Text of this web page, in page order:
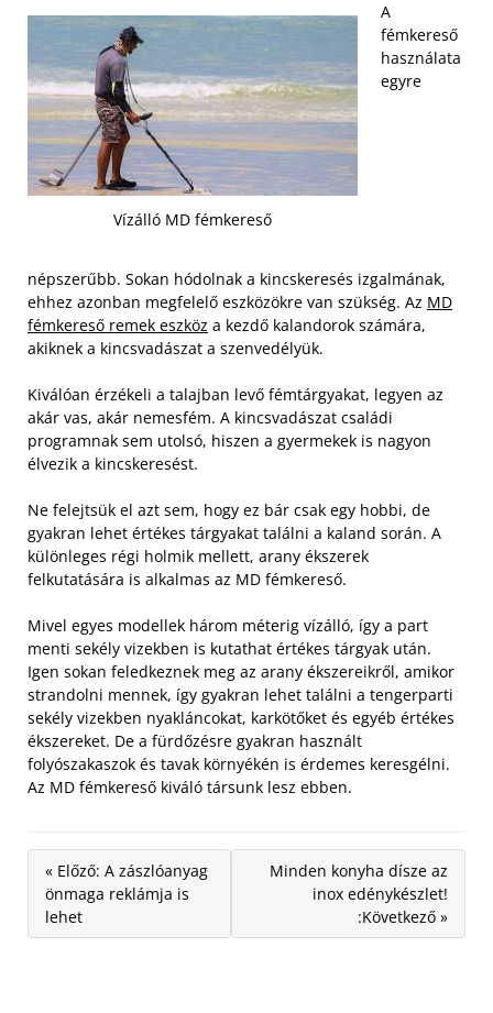
Vízálló MD fémkereső
A
fémkereső
használata
egyre
népszerűbb. Sokan hódolnak a kincskeresés izgalmának,
ehhez azonban megfelelő eszközökre van szükség. Az MD
fémkereső remek eszköz a kezdő kalandorok számára,
akiknek a kincsvadászat a szenvedélyük.
Kiválóan érzékeli a talajban levő fémtárgyakat, legyen az
akár vas, akár nemesfém. A kincsvadászat családi
programnak sem utolsó, hiszen a gyermekek is nagyon
élvezik a kincskeresést.
Ne felejtsük el azt sem, hogy ez bár csak egy hobbi, de
gyakran lehet értékes tárgyakat találni a kaland során. A
különleges régi holmik mellett, arany ékszerek
felkutatására is alkalmas az MD fémkereső.
Mivel egyes modellek három méterig vízálló, így a part
menti sekély vizekben is kutathat értékes tárgyak után.
Igen sokan feledkeznek meg az arany ékszereikről, amikor
strandolni mennek, így gyakran lehet találni a tengerparti
sekély vizekben nyakláncokat, karkötőket és egyéb értékes
ékszereket. De a fürdőzésre gyakran használt
folyószakaszok és tavak környékén is érdemes keresgélni.
Az MD fémkereső kiváló társunk lesz ebben.
« Előző: A zászlóanyag
önmaga reklámja is
lehet
Minden konyha dísze az
inox edénykészlet!
:Következő »